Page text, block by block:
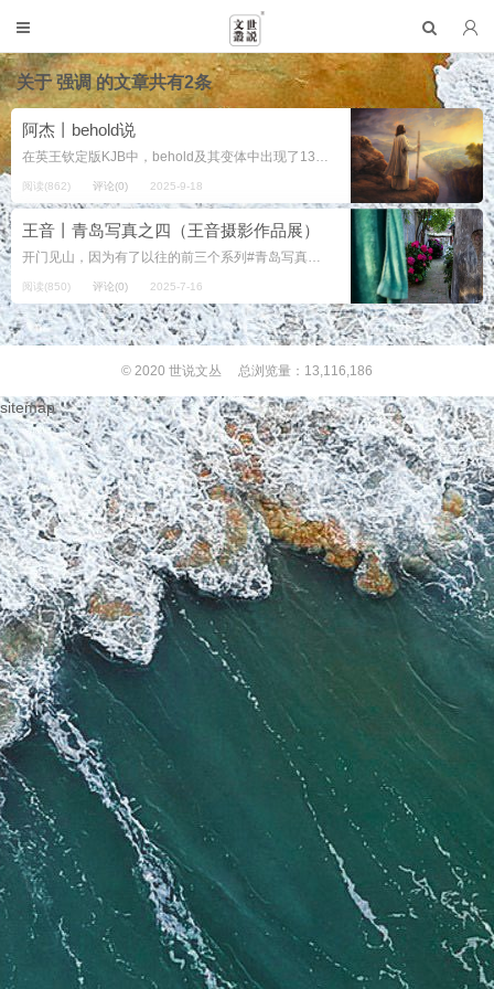
关于强调的文章共有2条
阿杰丨behold说
在英王钦定版KJB中，behold及其变体中出现了1303次。 behold在圣经英文版常做感叹词，意思是“看哪”“瞧；看呀”，过去式和过去分词均为beheld。兼具及物动词、不及物动词和感叹词三种词性。作及物动词时，...
阅读(862) 评论(0) 2025-9-18
王音丨青岛写真之四（王音摄影作品展）
开门见山，因为有了以往的前三个系列#青岛写真摄影专题，这次，就不赘言了，毕竟该说的该表述的都在以上的三个写真专题里了，我想。 我想要表达和显现的城市人文风貌都在我的片子中了，我想，还是让我的片子自己来说话吧。 故在此...
阅读(850) 评论(0) 2025-7-16
© 2020 世说文丛 总浏览量：13,116,186
sitemap